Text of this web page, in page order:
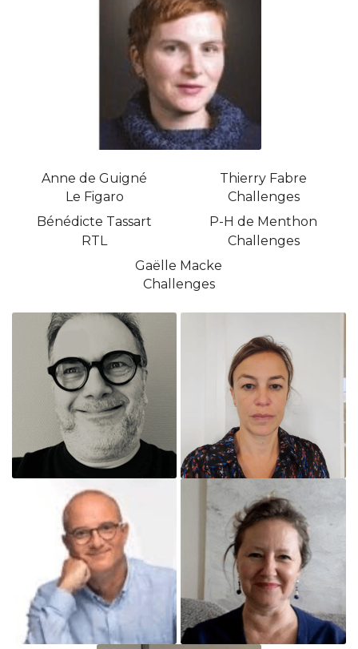
Anne de Guigné
Le Figaro
Thierry Fabre
Challenges
Bénédicte Tassart
RTL
P-H de Menthon
Challenges
Gaëlle Macke
Challenges